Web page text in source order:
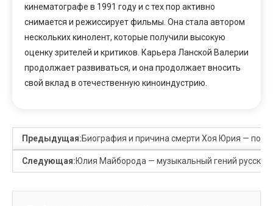
кинематографе в 1991 году и с тех пор активно
снимается и режиссирует фильмы. Она стала автором
нескольких кинолент, которые получили высокую
оценку зрителей и критиков. Карьера Ланской Валерии
продолжает развиваться, и она продолжает вносить
свой вклад в отечественную киноиндустрию.
Предыдущая:Биография и причина смерти Хоя Юрия —
Следующая:Юлия Майборода — музыкальный гений